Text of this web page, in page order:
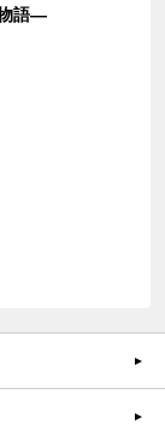
語―